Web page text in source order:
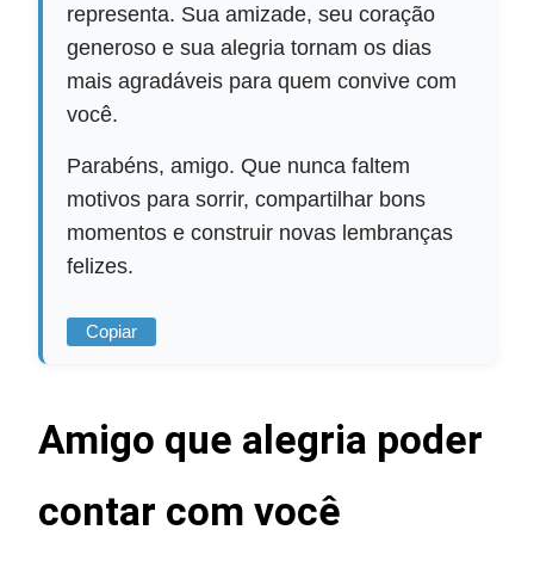
representa. Sua amizade, seu coração
generoso e sua alegria tornam os dias
mais agradáveis para quem convive com
você.
Parabéns, amigo. Que nunca faltem
motivos para sorrir, compartilhar bons
momentos e construir novas lembranças
felizes.
Copiar
Amigo que alegria poder
contar com você